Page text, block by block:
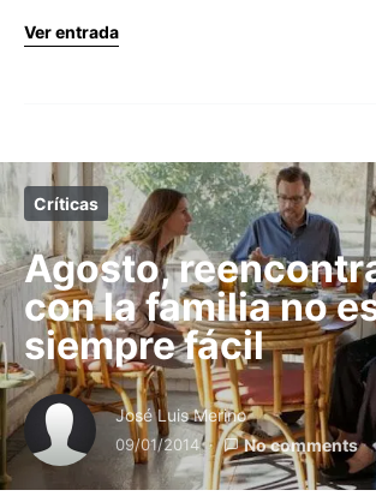
Ver entrada
Críticas
Agosto,
con la familia no
siempre fácil
José Luis Merino
09/01/2014 No comments